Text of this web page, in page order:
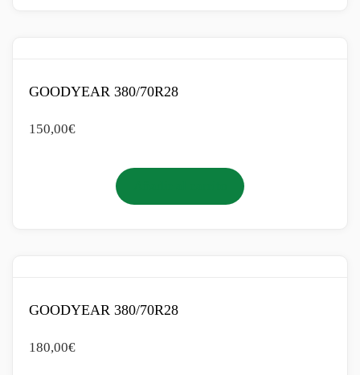
GOODYEAR 380/70R28
150,00€
GOODYEAR 380/70R28
180,00€